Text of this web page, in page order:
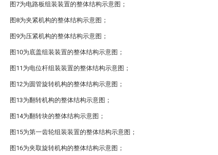
图7为电路板组装装置的整体结构示意图；
图8为夹紧机构的整体结构示意图；
图9为压紧机构的整体结构示意图；
图10为底盖组装装置的整体结构示意图；
图11为电位杆组装装置的整体结构示意图；
图12为圆管旋转机构的整体结构示意图；
图13为翻转机构的整体结构示意图；
图14为翻转块的整体结构示意图；
图15为第一齿轮组装装置的整体结构示意图；
图16为夹取旋转机构的整体结构示意图；